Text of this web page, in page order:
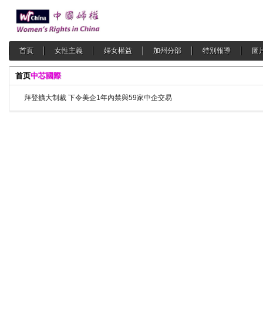
首頁 女性主義 婦女權益 加州分部 特別報導 圖
首页中芯國際
拜登擴大制裁 下令美企1年內禁與59家中企交易